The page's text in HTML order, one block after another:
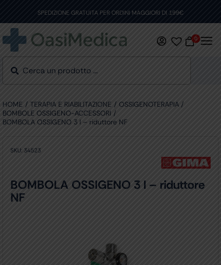
content
SPEDIZIONE GRATUITA PER ORDINI MAGGIORI DI 199€
0
HOME TERAPIA E RIABILITAZIONE
OSSIGENOTERAPIA
BOMBOLE OSSIGENO-ACCESSORI
BOMBOLA OSSIGENO 3 l – riduttore NF
SKU: 34523
BOMBOLA OSSIGENO 3 l – riduttore
NF